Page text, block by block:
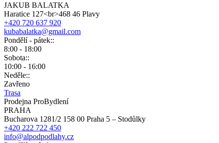
JAKUB BALATKA
Haratice 127<br>468 46 Plavy
+420 720 637 920
kubabalatka@gmail.com
Pondělí - pátek::
8:00 - 18:00
Sobota::
10:00 - 16:00
Neděle::
Zavřeno
Trasa
Prodejna ProBydlení
PRAHA
Bucharova 1281/2 158 00 Praha 5 – Stodůlky
+420 222 722 450
info@alpodpodlahy.cz